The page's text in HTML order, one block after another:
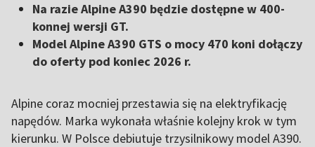
Na razie Alpine A390 będzie dostępne w 400-
konnej wersji GT.
Model Alpine A390 GTS o mocy 470 koni dołączy
do oferty pod koniec 2026 r.
Alpine coraz mocniej przestawia się na elektryfikację
napędów. Marka wykonała właśnie kolejny krok w tym
kierunku. W Polsce debiutuje trzysilnikowy model A390.